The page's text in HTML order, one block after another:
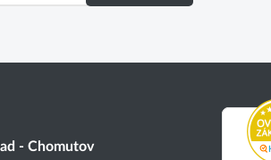
- Chomutov